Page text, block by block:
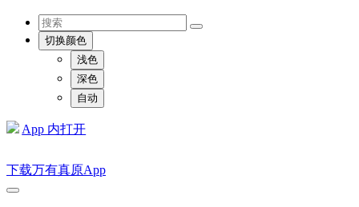
切换颜色
浅色
深色
自动
App 内打开
下载万有真原App